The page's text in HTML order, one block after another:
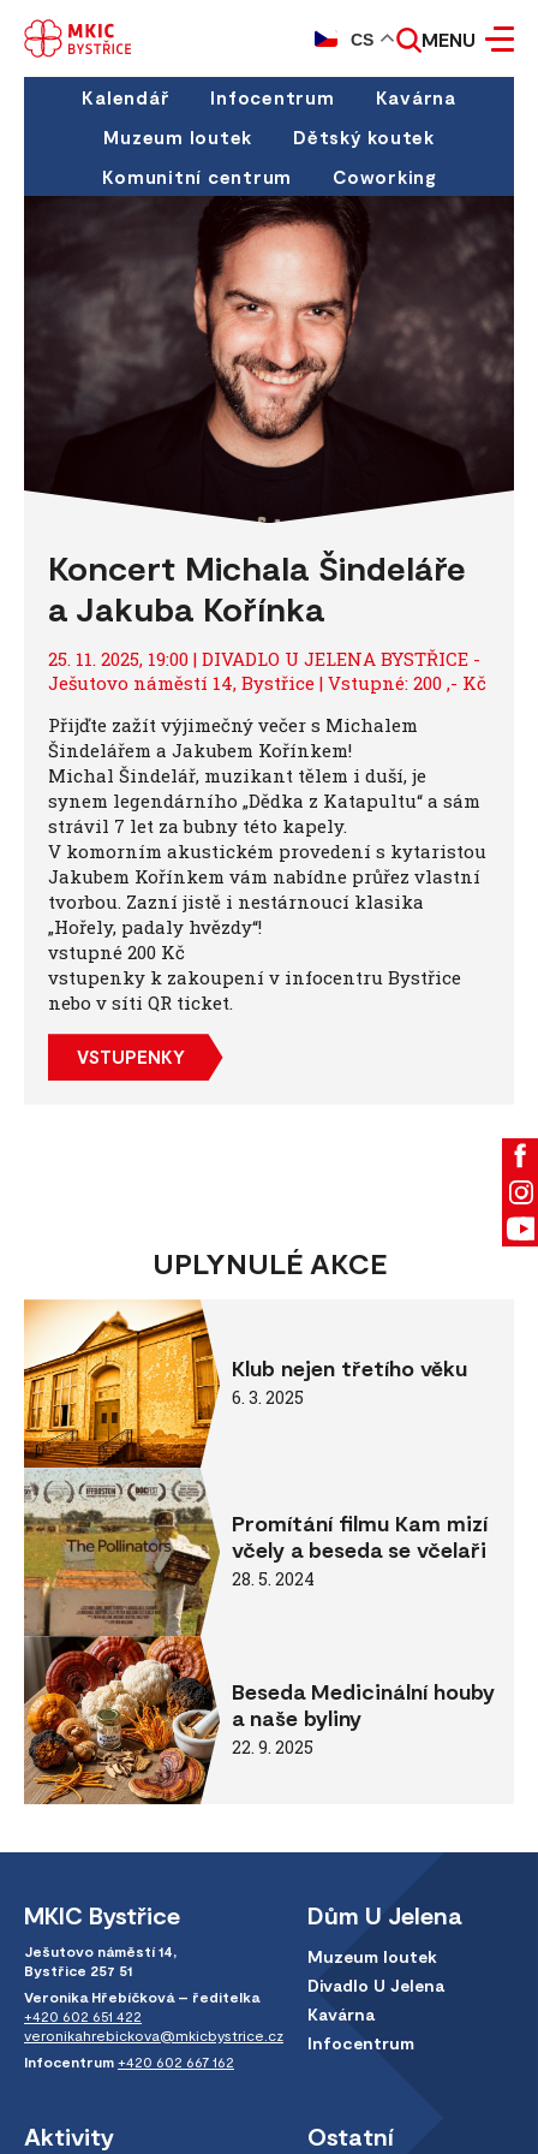
CS MENU
Kalendář Infocentrum
Kavárna
Muzeum loutek
Dětský koutek
Komunitní centrum
Coworking
Koncert Michala Šindeláře
a Jakuba Kořínka
25. 11. 2025, 19:00 | DIVADLO U JELENA BYSTŘICE -
Ješutovo náměstí 14, Bystřice | Vstupné: 200 ,- Kč
Přijďte zažít výjimečný večer s Michalem
Šindelářem a Jakubem Kořínkem!
Michal Šindelář, muzikant tělem i duší, je
synem legendárního „Dědka z Katapultu“ a sám
strávil 7 let za bubny této kapely.
V komorním akustickém provedení s kytaristou
Jakubem Kořínkem vám nabídne průřez vlastní
tvorbou. Zazní jistě i nestárnoucí klasika
„Hořely, padaly hvězdy“!
vstupné 200 Kč
vstupenky k zakoupení v infocentru Bystřice
nebo v síti QR ticket.
VSTUPENKY
UPLYNULÉ AKCE
Klub nejen třetího věku
6. 3. 2025
Promítání filmu Kam mizí
včely a beseda se včelaři
28. 5. 2024
Beseda Medicinální houby
a naše byliny
22. 9. 2025
MKIC Bystřice
Ješutovo náměstí 14,
Bystřice 257 51
Veronika Hřebíčková – ředitelka
+420 602 651 422
veronikahrebickova@mkicbystrice.cz
Infocentrum +420 602 667 162
Dům U Jelena
Muzeum loutek
Divadlo U Jelena
Kavárna
Infocentrum
Aktivity Ostatní